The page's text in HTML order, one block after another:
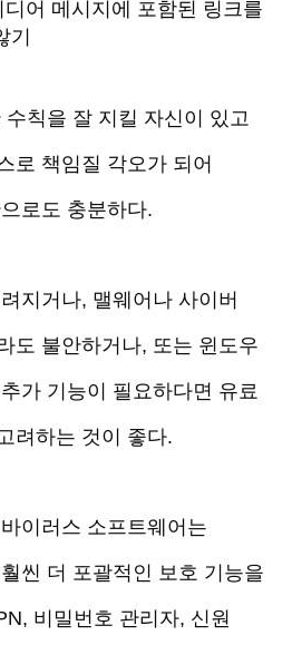
어 메시지에 포함된 링크를
칙을 잘 지킬 자신이 있고
로 책임질 각오가 되어
로도 충분하다.
지거나, 맬웨어나 사이버
도 불안하거나, 또는 윈도우
가 기능이 필요하다면 유료
려하는 것이 좋다.
이러스 소프트웨어는
씬 더 포괄적인 보호 기능을
비밀번호 관리자, 신원